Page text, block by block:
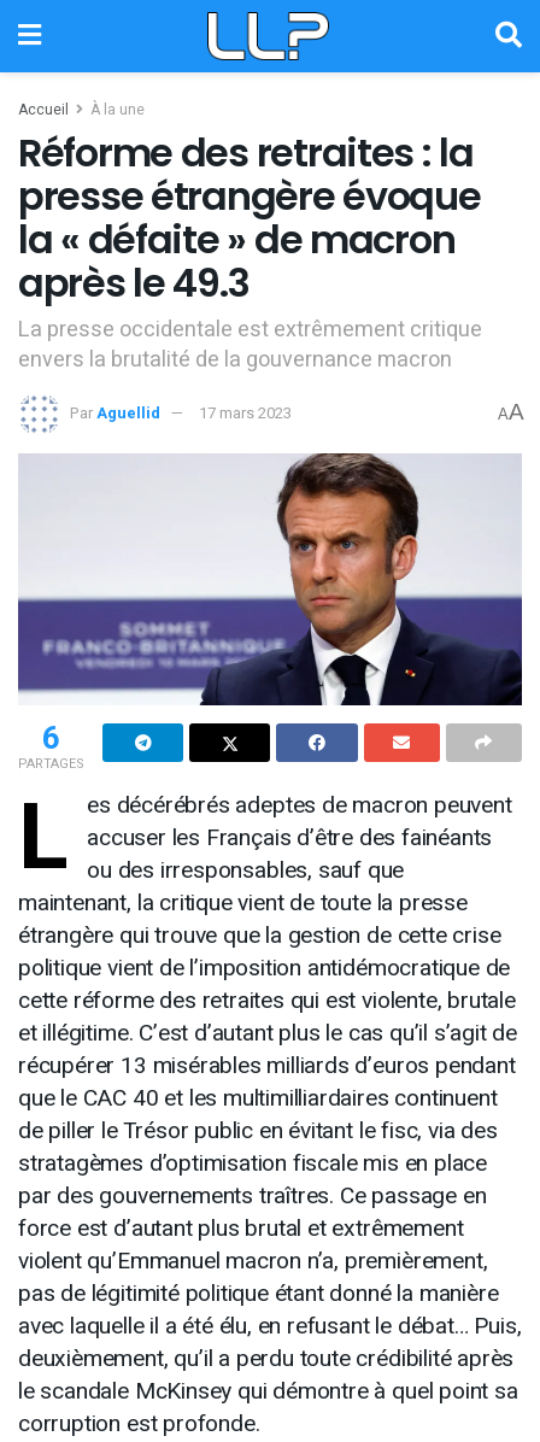
Accueil À la une
Réforme des retraites : la
presse étrangère évoque
la « défaite » de macron
après le 49.3
La presse occidentale est extrêmement critique
envers la brutalité de la gouvernance macron
ParAguellid 17 mars 2023 AA
6
PARTAGES
L
es décérébrés adeptes de macron peuvent
accuser les Français d’être des fainéants
ou des irresponsables, sauf que
maintenant, la critique vient de toute la presse
étrangère qui trouve que la gestion de cette crise
politique vient de l’imposition antidémocratique de
cette réforme des retraites qui est violente, brutale
et illégitime. C’est d’autant plus le cas qu’il s’agit de
récupérer 13 misérables milliards d’euros pendant
que le CAC 40 et les multimilliardaires continuent
de piller le Trésor public en évitant le fisc, via des
stratagèmes d’optimisation fiscale mis en place
par des gouvernements traîtres. Ce passage en
force est d’autant plus brutal et extrêmement
violent qu’Emmanuel macron n’a, premièrement,
pas de légitimité politique étant donné la manière
avec laquelle il a été élu, en refusant le débat… Puis,
deuxièmement, qu’il a perdu toute crédibilité après
le scandale McKinsey qui démontre à quel point sa
corruption est profonde.